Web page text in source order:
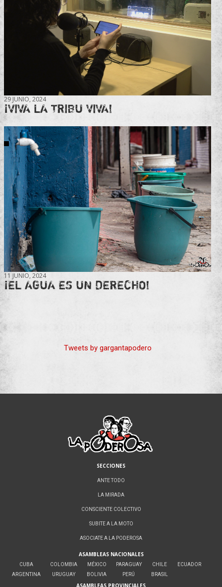
29 JUNIO, 2024
¡VIVA LA TRIBU VIVA!
11 JUNIO, 2024
¡EL AGUA ES UN DERECHO!
Tweets by gargantapodero
SECCIONES
ANTE TODO
LA MIRADA
CONSCIENTE COLECTIVO
SUBITE A LA MOTO
ASOCIATE A LA PODEROSA
ASAMBLEAS NACIONALES
CUBA
ARGENTINA
COLOMBIA
URUGUAY
MÉXICO
BOLIVIA
PARAGUAY
PERÚ
CHILE
BRASIL
ECUADOR